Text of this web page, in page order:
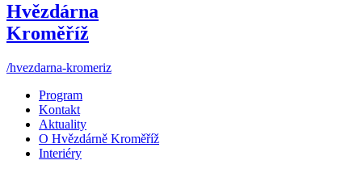
Hvězdárna
Kroměříž
/hvezdarna-kromeriz
Program
Kontakt
Aktuality
O Hvězdárně Kroměříž
Interiéry